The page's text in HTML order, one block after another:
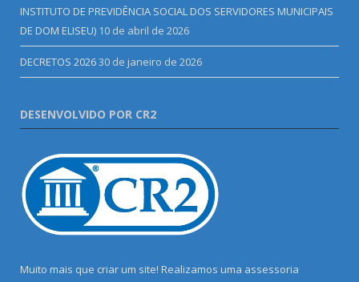
INSTITUTO DE PREVIDÊNCIA SOCIAL DOS SERVIDORES MUNICIPAIS
DE DOM ELISEU) 10 de abril de 2026
DECRETOS 202630 de janeiro de 2026
DESENVOLVIDO POR CR2
Muito mais que criar um site! Realizamos uma assessoria